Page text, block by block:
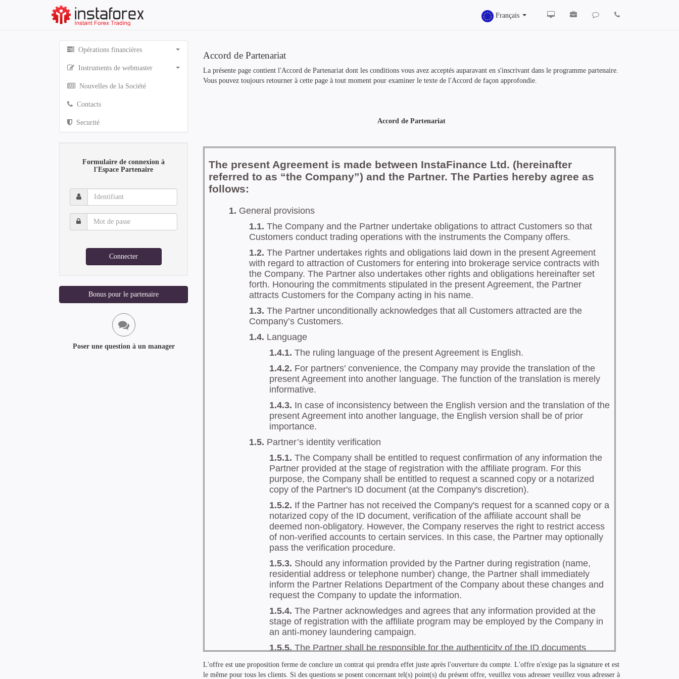
Français
Opérations financières
Instruments de webmaster
Nouvelles de la Société
Contacts
Securité
Formulaire de connexion à
l'Espace Partenaire
Identifiant
Mot
de
Connecter
Bonus pour le partenaire
Poser une question à un manager
Accord de Partenariat
La présente page contient l'Accord de Partenariat dont les conditions vous avez acceptés auparavant en s'inscrivant dans le programme partenaire.
Vous pouvez toujours retourner à cette page à tout moment pour examiner le texte de l'Accord de façon approfondie.
Accord de Partenariat
L'offre est une proposition ferme de conclure un contrat qui prendra effet juste après l'ouverture du compte. L'offre n'exige pas la signature et est
le même pour tous les clients. Si des questions se posent concernant tel(s) point(s) du présent offre, veuillez vous adresser veuillez vous adresser à